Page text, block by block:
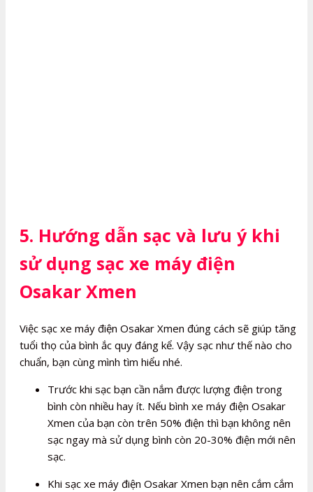
5. Hướng dẫn sạc và lưu ý khi
sử dụng sạc xe máy điện
Osakar Xmen
Việc sạc xe máy điện Osakar Xmen đúng cách sẽ giúp tăng
tuổi thọ của bình ắc quy đáng kể. Vậy sạc như thế nào cho
chuẩn, bạn cùng mình tìm hiểu nhé.
Trước khi sạc bạn cần nắm được lượng điện trong
bình còn nhiều hay ít. Nếu bình xe máy điện Osakar
Xmen của bạn còn trên 50% điện thì bạn không nên
sạc ngay mà sử dụng bình còn 20-30% điện mới nên
sạc.
Khi sạc xe máy điện Osakar Xmen bạn nên cắm cắm